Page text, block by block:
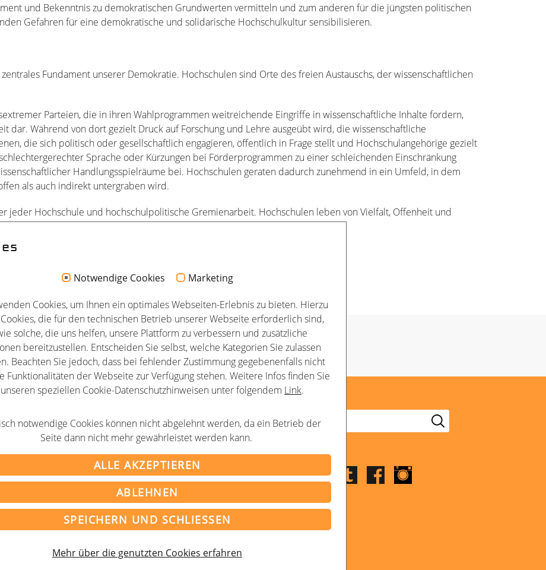
und Bekenntnis zu demokratischen Grundwerten vermitteln und zum anderen für die jüngsten politischen
Gefahren für eine demokratische und solidarische Hochschulkultur sensibilisieren.
Fundament unserer Demokratie. Hochschulen sind Orte des freien Austauschs, der wissenschaftlichen
Parteien, die in ihren Wahlprogrammen weitreichende Eingriffe in wissenschaftliche Inhalte fordern,
dar. Während von dort gezielt Druck auf Forschung und Lehre ausgeübt wird, die wissenschaftliche
die sich politisch oder gesellschaftlich engagieren, öffentlich in Frage stellt und Hochschulangehörige gezielt
Sprache oder Kürzungen bei Förderprogrammen zu einer schleichenden Einschränkung
Handlungsspielräume bei. Hochschulen geraten dadurch zunehmend in ein Umfeld, in dem
als auch indirekt untergraben wird.
jeder Hochschule und hochschulpolitische Gremienarbeit. Hochschulen leben von Vielfalt, Offenheit und
geraten, müssen wir gemeinsam handeln.
Newsletter
Partner
Folge uns
LinkedInYoutube Twitter Facebook
im deutschsprachigen Raum e.V.
Notwendige Cookies Marketing
Cookies, um Ihnen ein optimales Webseiten-Erlebnis zu bieten. Hierzu
die für den technischen Betrieb unserer Webseite erforderlich sind,
solche, die uns helfen, unsere Plattform zu verbessern und zusätzliche
bereitzustellen. Entscheiden Sie selbst, welche Kategorien Sie zulassen
Beachten Sie jedoch, dass bei fehlender Zustimmung gegebenenfalls nicht
Funktionalitäten der Webseite zur Verfügung stehen. Weitere Infos finden Sie
speziellen Cookie-Datenschutzhinweisen unter folgendem Link.
notwendige Cookies können nicht abgelehnt werden, da ein Betrieb der
Seite dann nicht mehr gewährleistet werden kann.
ALLE AKZEPTIEREN
ABLEHNEN
SPEICHERN UND SCHLIESSEN
Mehr über die genutzten Cookies erfahren